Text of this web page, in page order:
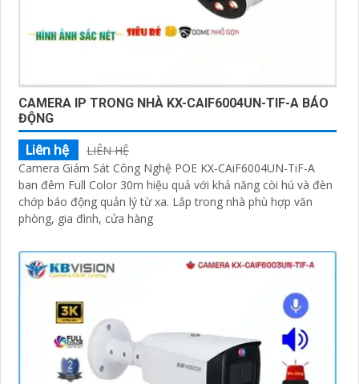
CAMERA IP TRONG NHÀ KX-CAIF6004UN-TIF-A BÁO
ĐỘNG
Liên hệ
LIÊN HỆ
Camera Giám Sát Công Nghệ POE KX-CAiF6004UN-TiF-A
ban đêm Full Color 30m hiệu quả với khả năng còi hú và đèn
chớp báo động quản lý từ xa. Lắp trong nhà phù hợp văn
phòng, gia đình, cửa hàng